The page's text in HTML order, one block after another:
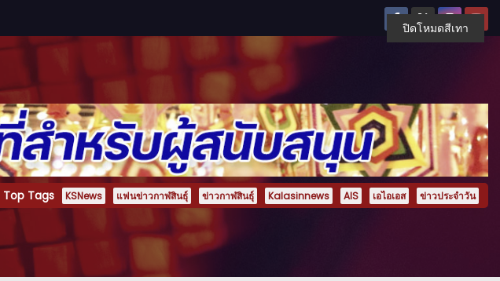
Top Tags KSNews แฟนข่าวกาฬสินธุ์ ข่าวกาฬสินธุ์ Kalasinnews AIS เอไอเอส ข่าวประจำวัน
ปิดโหมดสีเทา